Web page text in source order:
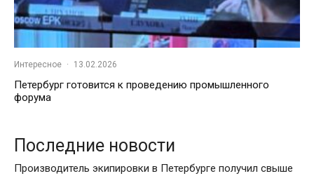
Интересное · 13.02.2026
Петербург готовится к проведению промышленного
форума
Последние новости
Производитель экипировки в Петербурге получил свыше